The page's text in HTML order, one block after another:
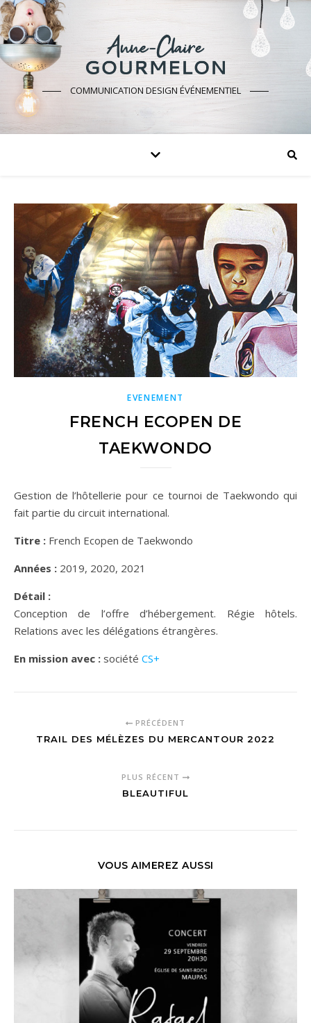
COMMUNICATION DESIGN ÉVÉNEMENTIEL
EVENEMENT
FRENCH ECOPEN DE
TAEKWONDO
Gestion de l’hôtellerie pour ce tournoi de Taekwondo qui
fait partie du circuit international.
Titre : French Ecopen de Taekwondo
Années : 2019, 2020, 2021
Détail :
Conception de l’offre d’hébergement. Régie hôtels.
Relations avec les délégations étrangères.
En mission avec : société CS+
PRÉCÉDENT
TRAIL DES MÉLÈZES DU MERCANTOUR 2022
PLUS RÉCENT
BLEAUTIFUL
VOUS AIMEREZ AUSSI